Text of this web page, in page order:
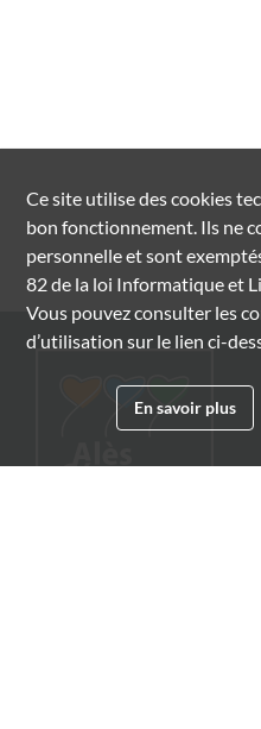
Ce site utilise descookies
bon fonctionnement. Ils ne
personnelle et sont
82 de la loi Informatique et
Vous pouvez consulter les
d’utilisation sur le lien ci-
En savoir plus